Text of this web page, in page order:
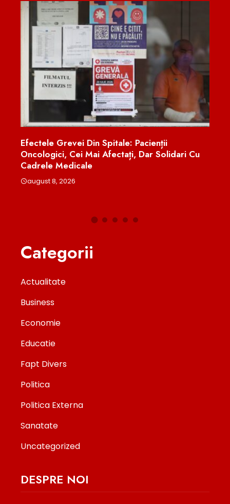
Pacienții
Dar Solidari Cu
„Trebuie Să Mutați! Săptămâna
Iasă Fum Alb De La Cotroceni”.
Categorii
Actualitate
Business
Economie
Educatie
Fapt Divers
Politica
Politica Externa
Sanatate
Uncategorized
DESPRE NOI